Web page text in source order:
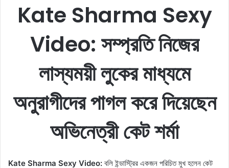
Kate Sharma Sexy
Video: সম্প্রতি নিজের
লাস্যময়ী লুকের মাধ্যমে
অনুরাগীদের পাগল করে দিয়েছেন
অভিনেত্রী কেট শর্মা
Kate Sharma Sexy Video: বলি ইন্ডাস্ট্রির একজন পরিচিত মুখ হলেন কেট